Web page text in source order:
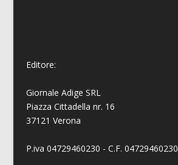
Editore:
Giornale Adige SRL
Piazza Cittadella nr. 16
37121 Verona
P.iva 04729460230 - C.F. 04729460230